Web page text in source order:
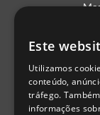
Este
Utilizamos
conteúdo,
tráfego.
informações